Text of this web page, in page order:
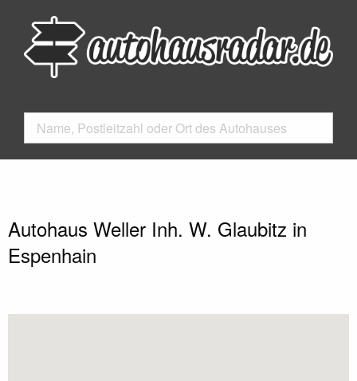
Autohaus Weller Inh. W. Glaubitz in
Espenhain